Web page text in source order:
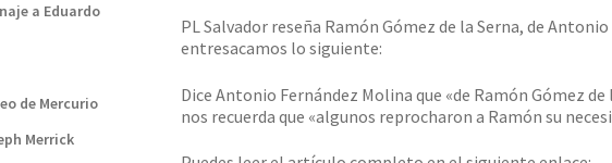
PL Salvador reseña Ramón Gómez de la Serna, de
entresacamos lo siguiente:
Dice Antonio Fernández Molina que «de Ramón Gómez
nos recuerda que «algunos reprocharon a Ramón su
a Eduardo
de Mercurio
Merrick